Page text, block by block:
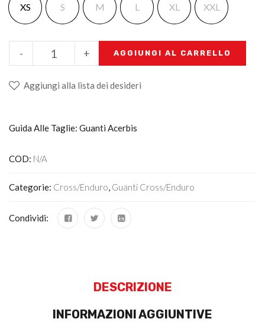
XS S M L XL XXL
+
- AGGIUNGI AL CARRELLO
Aggiungi alla lista dei desideri
Guida Alle Taglie: Guanti Acerbis
COD: N/A
Categorie: Cross/Enduro, Guanti Cross/enduro
Condividi:
DESCRIZIONE
INFORMAZIONI AGGIUNTIVE